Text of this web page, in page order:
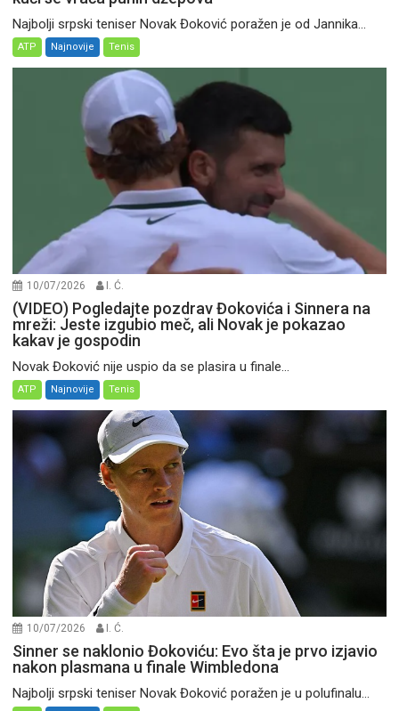
Najbolji srpski teniser Novak Đoković poražen je od Jannika...
ATP Najnovije Tenis
10/07/2026 I. Ć.
(VIDEO) Pogledajte pozdrav Đokovića i Sinnera na
mreži: Jeste izgubio meč, ali Novak je pokazao
kakav je gospodin
Novak Đoković nije uspio da se plasira u finale...
ATP Najnovije Tenis
10/07/2026 I. Ć.
Sinner se naklonio Đokoviću: Evo šta je prvo izjavio
nakon plasmana u finale Wimbledona
Najbolji srpski teniser Novak Đoković poražen je u polufinalu...